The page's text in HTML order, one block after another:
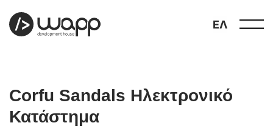
ΕΛ
Corfu Sandals Ηλεκτρονικό
Κατάστημα